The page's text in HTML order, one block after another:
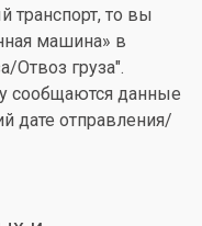
транспорт, то вы
машина» в
Отвоз груза".
сообщаются данные
дате отправления/